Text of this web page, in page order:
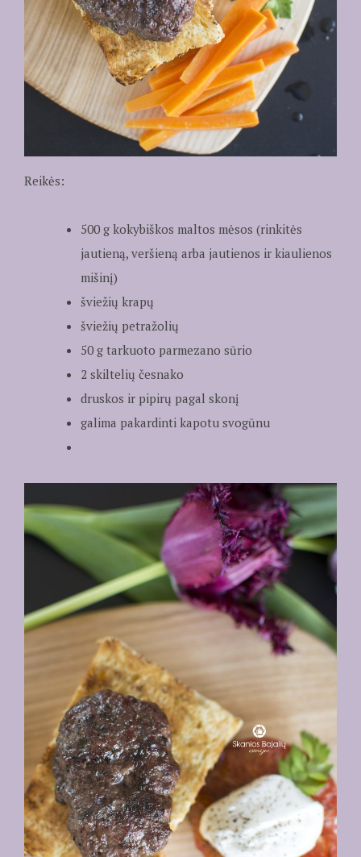
Reikės:
500 g kokybiškos maltos mėsos (rinkitės
jautieną, veršieną arba jautienos ir kiaulienos
mišinį)
šviežių krapų
šviežių petražolių
50 g tarkuoto parmezano sūrio
2 skiltelių česnako
druskos ir pipirų pagal skonį
galima pakardinti kapotu svogūnu